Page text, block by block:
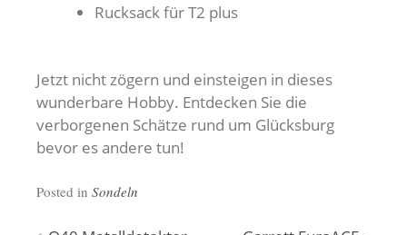
Rucksack für T2 plus
Jetzt nicht zögern und einsteigen in dieses
wunderbare Hobby. Entdecken Sie die
verborgenen Schätze rund um Glücksburg
bevor es andere tun!
Posted in Sondeln